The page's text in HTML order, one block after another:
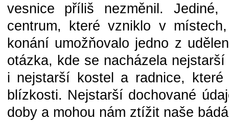
vesnice příliš nezměnil.
centrum, které vzniklo v
konání umožňovalo jedno z
otázka, kde se nacházela
i nejstarší kostel a radnice,
blízkosti. Nejstarší dochované
doby a mohou nám ztížit naše